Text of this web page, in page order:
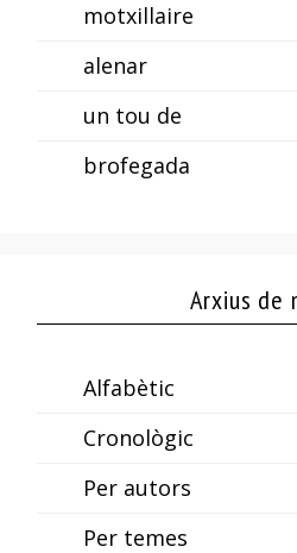
motxillaire
alenar
un tou de
brofegada
Arxius de
Alfabètic
Cronològic
Per autors
Per temes